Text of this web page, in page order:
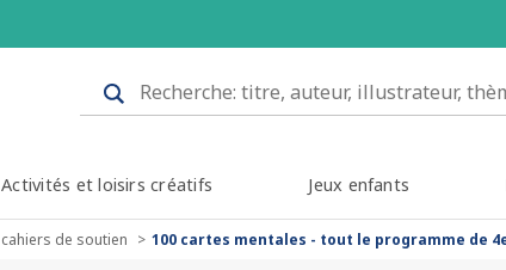
Activités et loisirs créatifs Jeux enfants
cahiers de soutien 100 cartes mentales - tout le programme de